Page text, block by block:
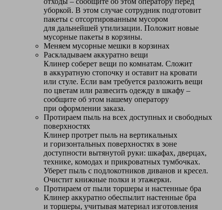
уборкой. В этом случае сотрудник подготовит
пакеты с отсортированным мусором
для дальнейшей утилизации. Положит новые
мусорные пакеты в корзины.
Меняем мусорные мешки в корзинах
Раскладываем аккуратно вещи
Клинер соберет вещи по комнатам. Сложит
в аккуратную стопочку и оставит на кровати
или стуле. Если вам требуется разложить вещи
по цветам или развесить одежду в шкафу –
сообщите об этом нашему оператору
при оформлении заказа.
Протираем пыль на всех доступных и свободных
поверхностях
Клинер протрет пыль на вертикальных
и горизонтальных поверхностях в зоне
доступности вытянутой руки: шкафах, дверцах,
технике, комодах и прикроватных тумбочках.
Уберет пыль с подлокотников диванов и кресел.
Очистит книжные полки и этажерки.
Протираем от пыли торшеры и настенные бра
Клинер аккуратно обеспылит настенные бра
и торшеры, учитывая материал изготовления